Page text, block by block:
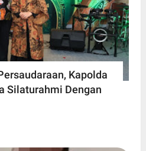
Kapolda
Silaturahmi Dengan